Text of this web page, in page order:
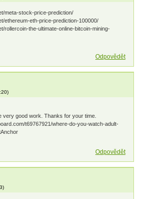
meta-stock-price-prediction/
ethereum-eth-price-prediction-100000/
rollercoin-the-ultimate-online-bitcoin-mining-
Odpovědět
)
very good work. Thanks for your time.
t69767921/where-do-you-watch-adult-
Odpovědět
)